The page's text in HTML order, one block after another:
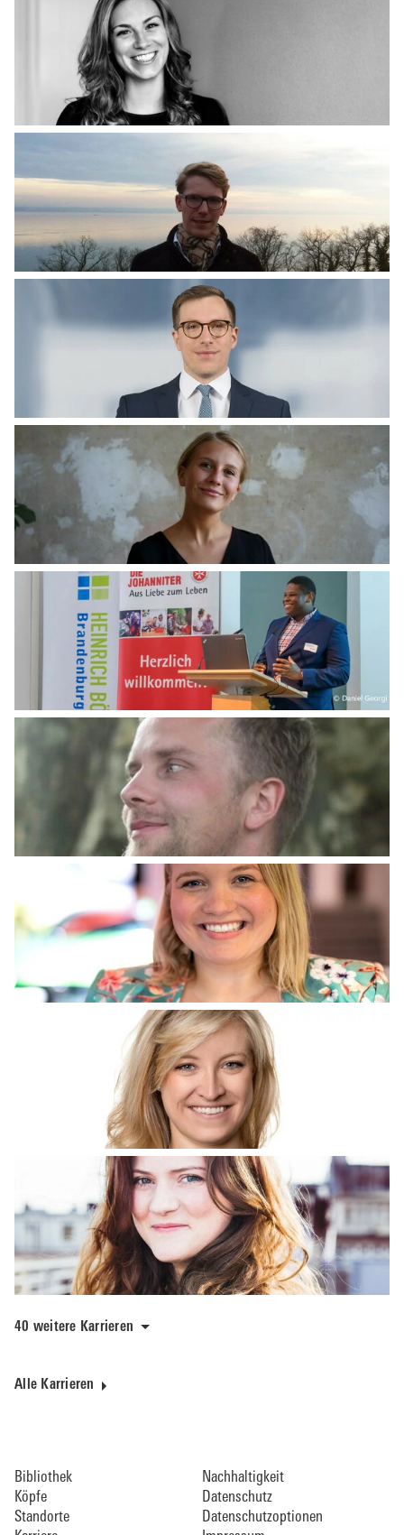
40 weitere Karrieren
Alle Karrieren
Bibliothek
Köpfe
Standorte
Nachhaltigkeit
Datenschutz
Datenschutzoptionen